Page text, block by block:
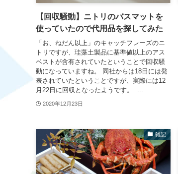
【回収騒動】ニトリのバスマットを
使っていたので代用品を探してみた
「お、ねだん以上」のキャッチフレーズのニ
トリですが、珪藻土製品に基準値以上のアス
ベストが含有されていたということで回収騒
動になっていますね。 同社からは18日には発
表されていたということですが、実際には12
月22日に回収となったようです。 ...
2020年12月23日
雑記